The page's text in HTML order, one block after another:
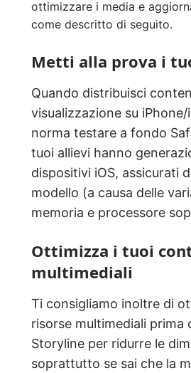
ottimizzare i media e
come descritto di seguito.
Metti alla prova i
Quando distribuisci
visualizzazione su iPhone/
norma testare a fondo
tuoi allievi hanno
dispositivi iOS, assicurati
modello (a causa delle
memoria e processore
Ottimizza i tuoi
multimediali
Ti consigliamo inoltre di
risorse multimediali prima
Storyline per ridurre le
soprattutto se sai che la